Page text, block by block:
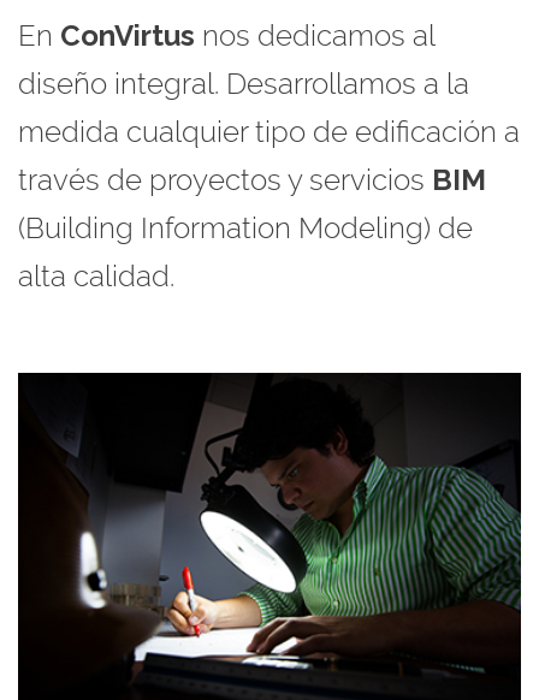
En ConVirtus nos dedicamos al
diseño integral. Desarrollamos a la
medida cualquier tipo de edificación a
través de proyectos y servicios BIM
(Building Information Modeling) de
alta calidad.